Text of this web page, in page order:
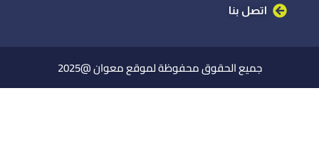
اتصل بنا
جميع الحقوق محفوظة لموقع معوان @2025